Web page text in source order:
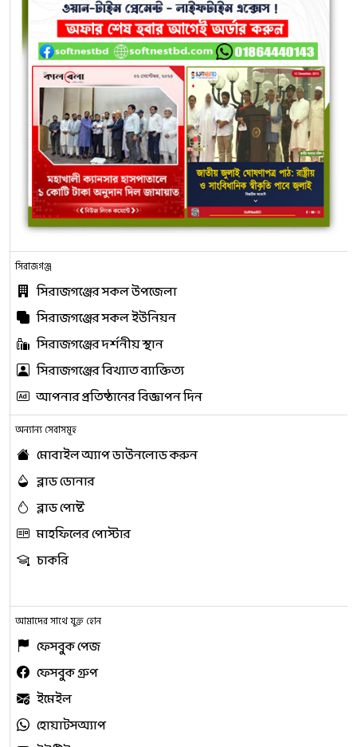
সিরাজগঞ্জ
সিরাজগঞ্জের সকল উপজেলা
সিরাজগঞ্জের সকল ইউনিয়ন
সিরাজগঞ্জের দর্শনীয় স্থান
সিরাজগঞ্জের বিখ্যাত ব্যাক্তিত্য
আপনার প্রতিষ্ঠানের বিজ্ঞাপন দিন
অন্যান্য সেবাসমূহ
মোবাইল অ্যাপ ডাউনলোড করুন
ব্লাড ডোনার
ব্লাড পোষ্ট
মাহফিলের পোস্টার
চাকরি
আমাদের সাথে যুক্ত হোন
ফেসবুক পেজ
ফেসবুক গ্রুপ
ইমেইল
হোয়াটসঅ্যাপ